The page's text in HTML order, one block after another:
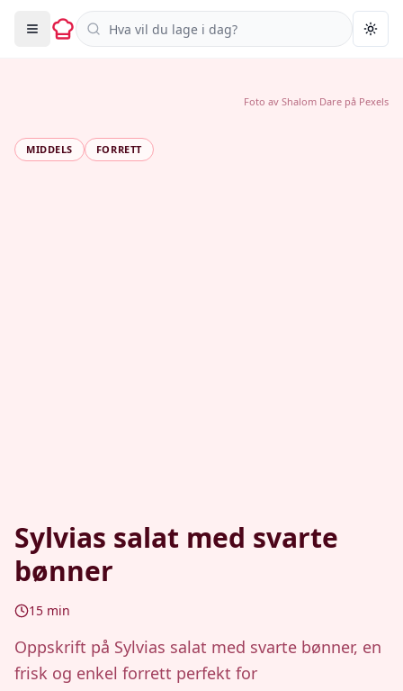
Søk i oppskrifter
MIDDELS FORRETT
Sylvias salat med svarte
bønner
15 min
Oppskrift på Sylvias salat med svarte bønner, en
frisk og enkel forrett perfekt for
Foto av Shalom Dare på Pexels